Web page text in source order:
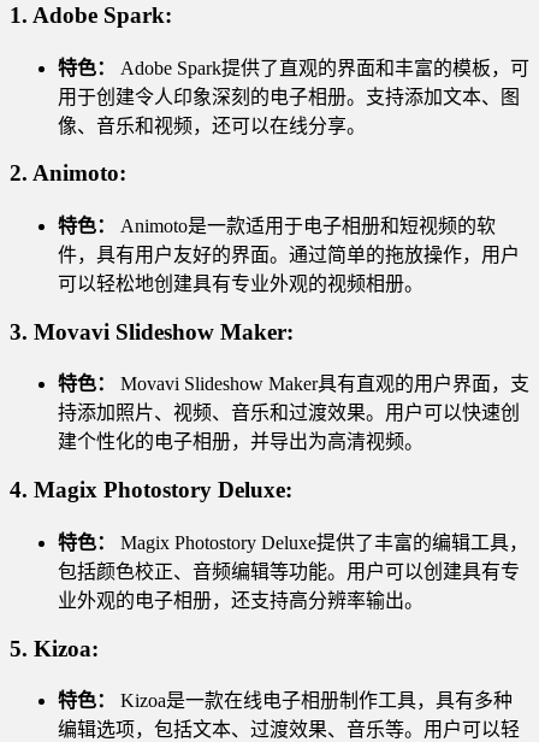
1. Adobe Spark:
特色：
Adobe Spark提供了直观的界面和丰富的模板，可
用于创建令人印象深刻的电子相册。支持添加文本、图
像、音乐和视频，还可以在线分享。
2. Animoto:
特色：
Animoto是一款适用于电子相册和短视频的软
件，具有用户友好的界面。通过简单的拖放操作，用户
可以轻松地创建具有专业外观的视频相册。
3. Movavi Slideshow Maker:
特色：
Movavi Slideshow Maker具有直观的用户界面，支
持添加照片、视频、音乐和过渡效果。用户可以快速创
建个性化的电子相册，并导出为高清视频。
4. Magix Photostory Deluxe:
特色：
Magix Photostory Deluxe提供了丰富的编辑工具，
包括颜色校正、音频编辑等功能。用户可以创建具有专
业外观的电子相册，还支持高分辨率输出。
5. Kizoa:
特色：
Kizoa是一款在线电子相册制作工具，具有多种
编辑选项，包括文本、过渡效果、音乐等。用户可以轻